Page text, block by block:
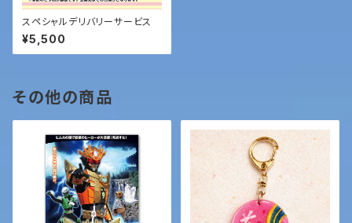
スペシャルデリバリーサービス
¥5,500
その他の商品